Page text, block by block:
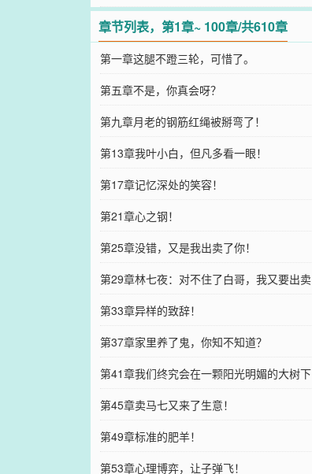
章节列表，第1章~ 100章/共610章
第一章这腿不蹬三轮，可惜了。
第五章不是，你真会呀？
第九章月老的钢筋红绳被掰弯了！
第13章我叶小白，但凡多看一眼！
第17章记忆深处的笑容！
第21章心之钢！
第25章没错，又是我出卖了你！
第29章林七夜：对不住了白哥，我又要出卖
你了！
第33章异样的致辞！
第37章家里养了鬼，你知不知道？
第41章我们终究会在一颗阳光明媚的大树下
再次相遇！
第45章卖马七又来了生意！
第49章标准的肥羊！
第53章心理博弈，让子弹飞！